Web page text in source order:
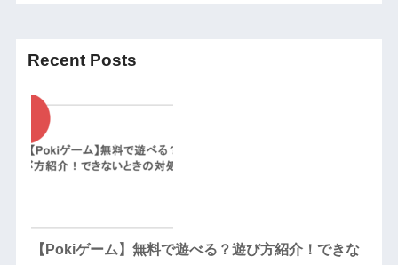
Recent Posts
【Pokiゲーム】無料で遊べる？遊び方紹介！できな